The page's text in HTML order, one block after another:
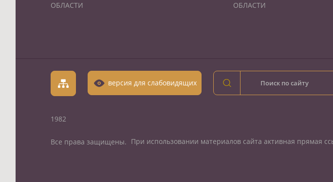
ОБЛАСТИ
ОБЛАСТИ
версия для слабовидящих
1982
Все права защищены. При использовании материалов сайта активная прямая